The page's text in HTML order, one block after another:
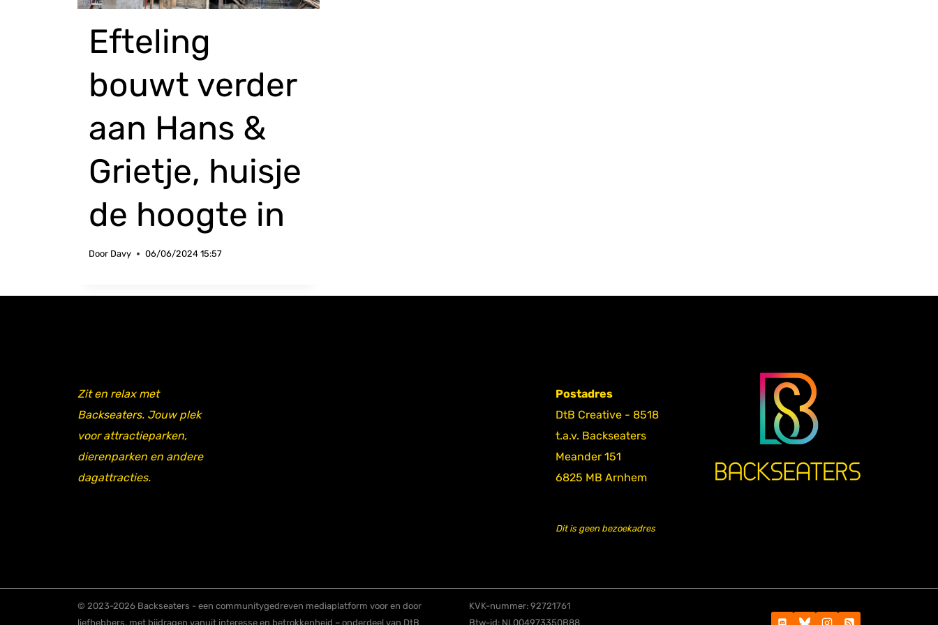
Efteling
bouwt verder
aan Hans &
Grietje, huisje
de hoogte in
Door Davy 06/06/2024 15:57
Zit en relax met
Backseaters. Jouw plek
voor attractieparken,
dierenparken en andere
dagattracties.
Postadres
DtB Creative - 8518
t.a.v. Backseaters
Meander 151
6825 MB Arnhem
Dit is geen bezoekadres
© 2023-2026 Backseaters - een communitygedreven mediaplatform voor en door
liefhebbers, met bijdragen vanuit interesse en betrokkenheid – onderdeel van DtB
KVK-nummer: 92721761
Btw-id: NL004973350B88